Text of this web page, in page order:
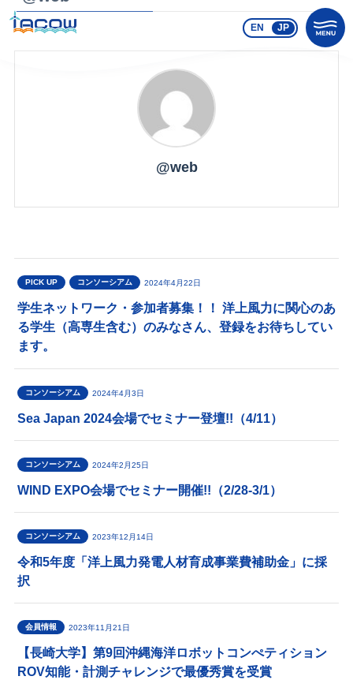
EN JP
@web
PICK UP コンソーシアム 2024年4月22日
学生ネットワーク・参加者募集！！ 洋上風力に関心のあ
る学生（高専生含む）のみなさん、登録をお待ちしてい
ます。
コンソーシアム 2024年4月3日
Sea Japan 2024会場でセミナー登壇!!（4/11）
コンソーシアム 2024年2月25日
WIND EXPO会場でセミナー開催!!（2/28-3/1）
コンソーシアム 2023年12月14日
令和5年度「洋上風力発電人材育成事業費補助金」に採
択
会員情報 2023年11月21日
【長崎大学】第9回沖縄海洋ロボットコンぺティション
ROV知能・計測チャレンジで最優秀賞を受賞